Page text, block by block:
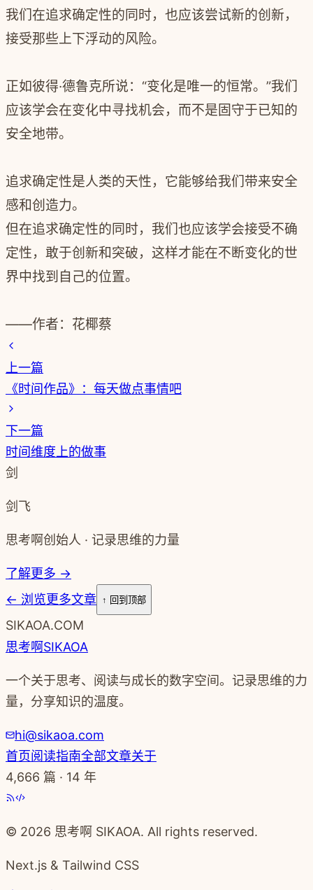
我们在追求确定性的同时，也应该尝试新的创新，
接受那些上下浮动的风险。
正如彼得·德鲁克所说：“变化是唯一的恒常。”我们
应该学会在变化中寻找机会，而不是固守于已知的
安全地带。
追求确定性是人类的天性，它能够给我们带来安全
感和创造力。
但在追求确定性的同时，我们也应该学会接受不确
定性，敢于创新和突破，这样才能在不断变化的世
界中找到自己的位置。
——作者：花椰蔡
上一篇
《时间作品》：每天做点事情吧
下一篇
时间维度上的做事
剑
剑飞
思考啊创始人 · 记录思维的力量
了解更多 →
← 浏览更多文章 ↑ 回到顶部
SIKAOA.COM
思考啊SIKAOA
一个关于思考、阅读与成长的数字空间。记录思维的力
量，分享知识的温度。
hi@sikaoa.com
首页阅读指南全部文章关于
4,666 篇 · 14 年
© 2026 思考啊 SIKAOA. All rights reserved.
Next.js & Tailwind CSS